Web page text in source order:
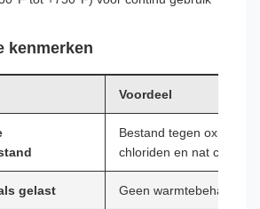
kenmerken
Voordeel
Bestand tegen
chloriden en nat chloor
gelast Geen